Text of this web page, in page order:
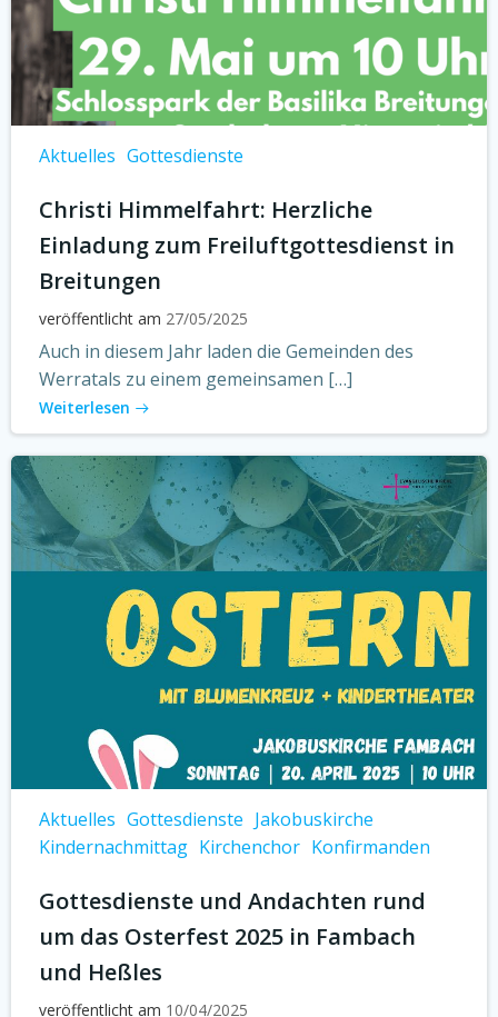
Aktuelles Gottesdienste
Christi Himmelfahrt: Herzliche
Einladung zum Freiluftgottesdienst in
Breitungen
veröffentlicht am 27/05/2025
Auch in diesem Jahr laden die Gemeinden des
Werratals zu einem gemeinsamen […]
Weiterlesen
Aktuelles Gottesdienste Jakobuskirche
Kindernachmittag Kirchenchor Konfirmanden
Gottesdienste und Andachten rund
um das Osterfest 2025 in Fambach
und Heßles
veröffentlicht am 10/04/2025